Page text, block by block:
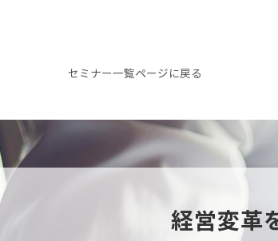
セミナー一覧ページに戻る
経営変革